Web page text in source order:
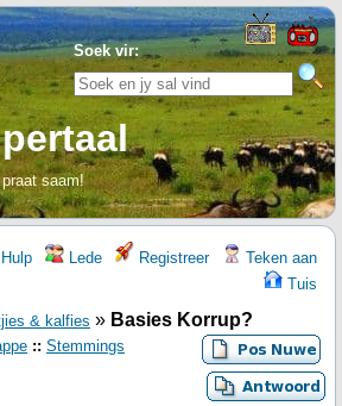
Soek vir:
saam!
Hulp Lede Registreer
Teken aan
Tuis
& kalfies » Basies Korrup?
:: Stemmings